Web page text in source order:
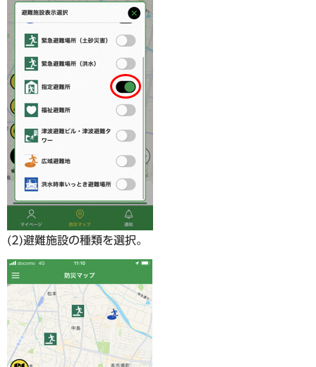
(2)避難施設の種類を選択。